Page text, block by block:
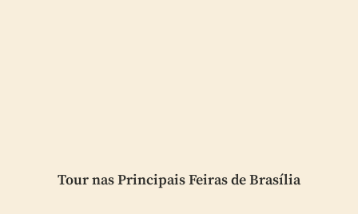
Tour nas Principais Feiras de Brasília